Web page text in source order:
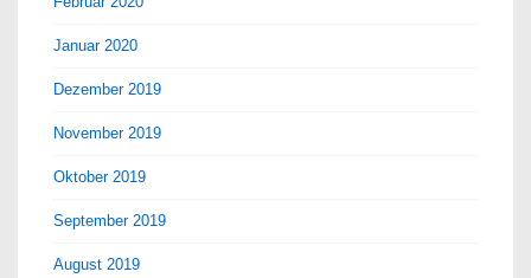
Januar 2020
Dezember 2019
November 2019
Oktober 2019
September 2019
August 2019